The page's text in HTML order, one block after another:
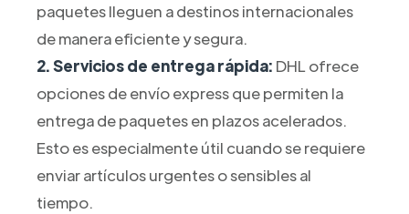
paquetes lleguen a destinos internacionales
de manera eficiente y segura.
2. Servicios de entrega rápida: DHL ofrece
opciones de envío express que permiten la
entrega de paquetes en plazos acelerados.
Esto es especialmente útil cuando se requiere
enviar artículos urgentes o sensibles al
tiempo.